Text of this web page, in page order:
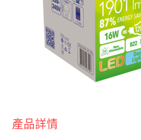
產品詳情
同步和充電線